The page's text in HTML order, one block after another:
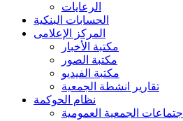
الرعايات
الحسابات البنكية
المركز الإعلامى
مكتبة الأخبار
مكتبة الصور
مكتبة الفيديو
تقارير انشطة الجمعية
نظام الحوكمة
اجتماعات الجمعية العمومية